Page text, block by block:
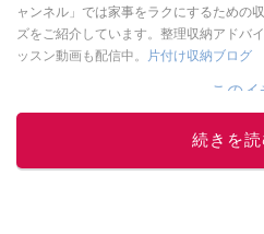
ャンネル」では家事をラクにするための
ズをご紹介しています。整理収納アドバ
ッスン動画も配信中。
片付け収納ブログ
この
続きを読